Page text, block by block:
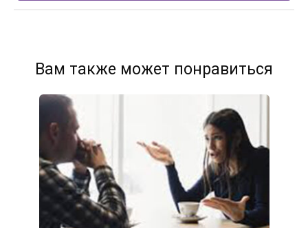
Вам также может понравиться